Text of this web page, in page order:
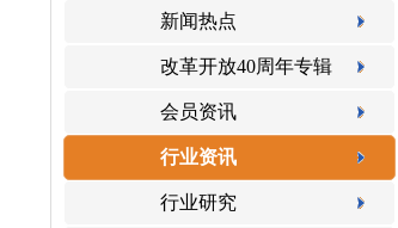
新闻热点
改革开放40周年专辑
会员资讯
行业资讯
行业研究